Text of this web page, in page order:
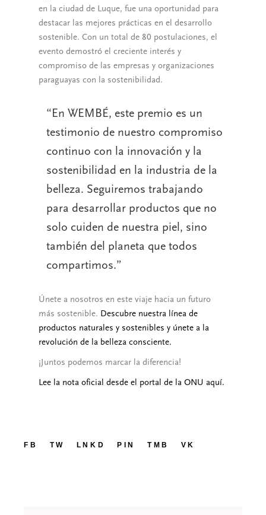
en la ciudad de Luque, fue una oportunidad para
destacar las mejores prácticas en el desarrollo
sostenible. Con un total de 80 postulaciones, el
evento demostró el creciente interés y
compromiso de las empresas y organizaciones
paraguayas con la sostenibilidad.
En WEMBÉ, este premio es un
testimonio de nuestro compromiso
continuo con la innovación y la
sostenibilidad en la industria de la
belleza. Seguiremos trabajando
para desarrollar productos que no
solo cuiden de nuestra piel, sino
también del planeta que todos
compartimos.
Únete a nosotros en este viaje hacia un futuro
más sostenible. Descubre nuestra línea de
productos naturales y sostenibles y únete a la
revolución de la belleza consciente.
¡Juntos podemos marcar la diferencia!
Lee la nota oficial desde el portal de la ONU aquí.
FB TW LNKD PIN TMB VK